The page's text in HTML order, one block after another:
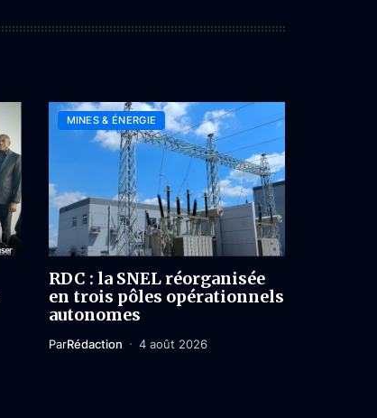
MINES & ÉNERGIE
RDC : la SNEL réorganisée
en trois pôles opérationnels
autonomes
ParRédaction 4 août 2026